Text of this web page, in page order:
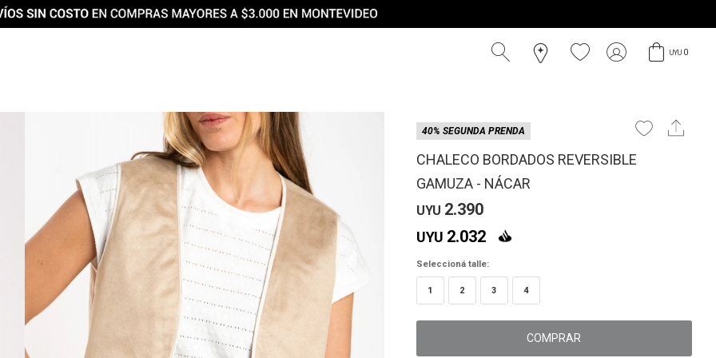
UYU 0
40% SEGUNDA PRENDA
CHALECO BORDADOS REVERSIBLE
GAMUZA - NÁCAR
UYU 2.390
UYU 2.032
Seleccioná talle:
1 2 3 4
COMPRAR